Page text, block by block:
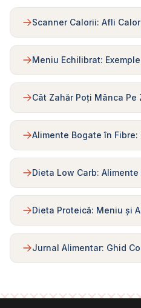
Scanner Calorii: Afli
Meniu Echilibrat:
Cât Zahăr Poți Mânca Pe
Alimente Bogate în Fibre:
Dieta Low Carb:
Dieta Proteică: Meniu și
Jurnal Alimentar: Ghid